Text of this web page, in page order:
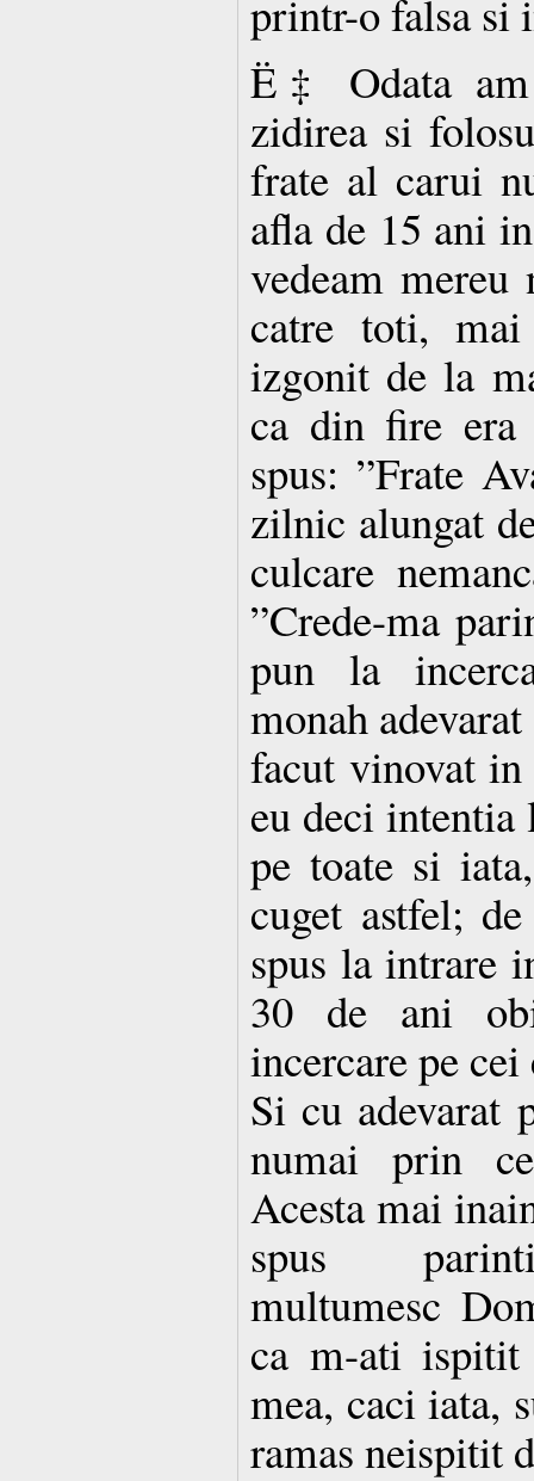
printr-o falsa si
Ë‡ Odata
zidirea si
frate al carui
afla de 15 ani
vedeam mereu
catre toti,
izgonit de la
ca din fire
spus: ”Frate
zilnic alungat
culcare
”Crede-ma
pun la
monah
facut vinovat in
eu deci intentia
pe toate si
cuget astfel;
spus la intrare
30 de ani
incercare pe
Si cu adevarat
numai prin
Acesta mai
spus
multumesc
ca m-ati ispitit
mea, caci iata,
ramas neispitit